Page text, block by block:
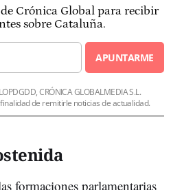
Crónica Global para recibir
sobre Cataluña.
APUNTARME
CRÓNICA GLOBALMEDIA S.L.
de remitirle noticias de actualidad.
formaciones parlamentarias